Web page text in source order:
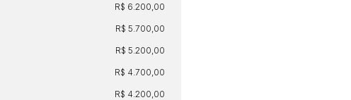
R$ 6.200,00
R$ 5.700,00
R$ 5.200,00
R$ 4.700,00
R$ 4.200,00